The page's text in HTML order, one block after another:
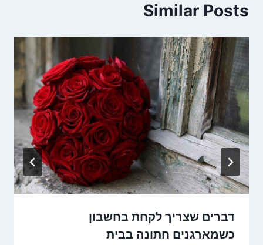
Similar Posts
דברים שצריך לקחת בחשבון
כשמארגנים חתונה בבית